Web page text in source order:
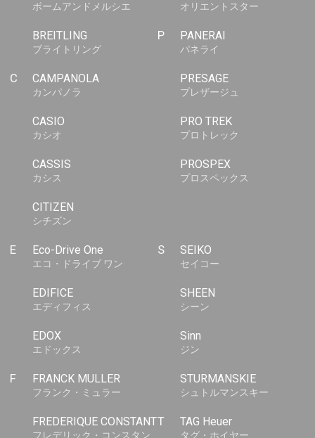
ボームアンドメルシエ
BREITLING
ブライトリング
C CAMPANOLA
カンパノラ
CASIO
カシオ
CASSIS
カシス
CITIZEN
シチズン
E Eco-Drive One
エコ・ドライブ ワン
EDIFICE
エディフィス
EDOX
エドックス
F FRANCK MULLER
フランク・ミュラー
FREDERIQUE CONSTANT
フレデリック・コンスタン
オリエントスター
P PANERAI
パネライ
PRESAGE
プレザージュ
PRO TREK
プロトレック
PROSPEX
プロスペックス
S SEIKO
セイコー
SHEEN
シーン
Sinn
ジン
STURMANSKIE
シュトルマンスキー
T TAG Heuer
タグ・ホイヤー